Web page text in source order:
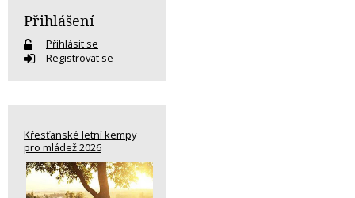
Přihlášení
Přihlásit se
Registrovat se
Křesťanské letní kempy
pro mládež 2026